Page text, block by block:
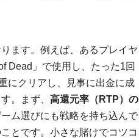
ます。例えば、あるプレイヤ
Dead」で使用し、たった1回
にクリアし、見事に出金に成
。まず、 高還元率（RTP）の
ム選びにも戦略を持ち込んで
ことです。小さな賭けでコツコ